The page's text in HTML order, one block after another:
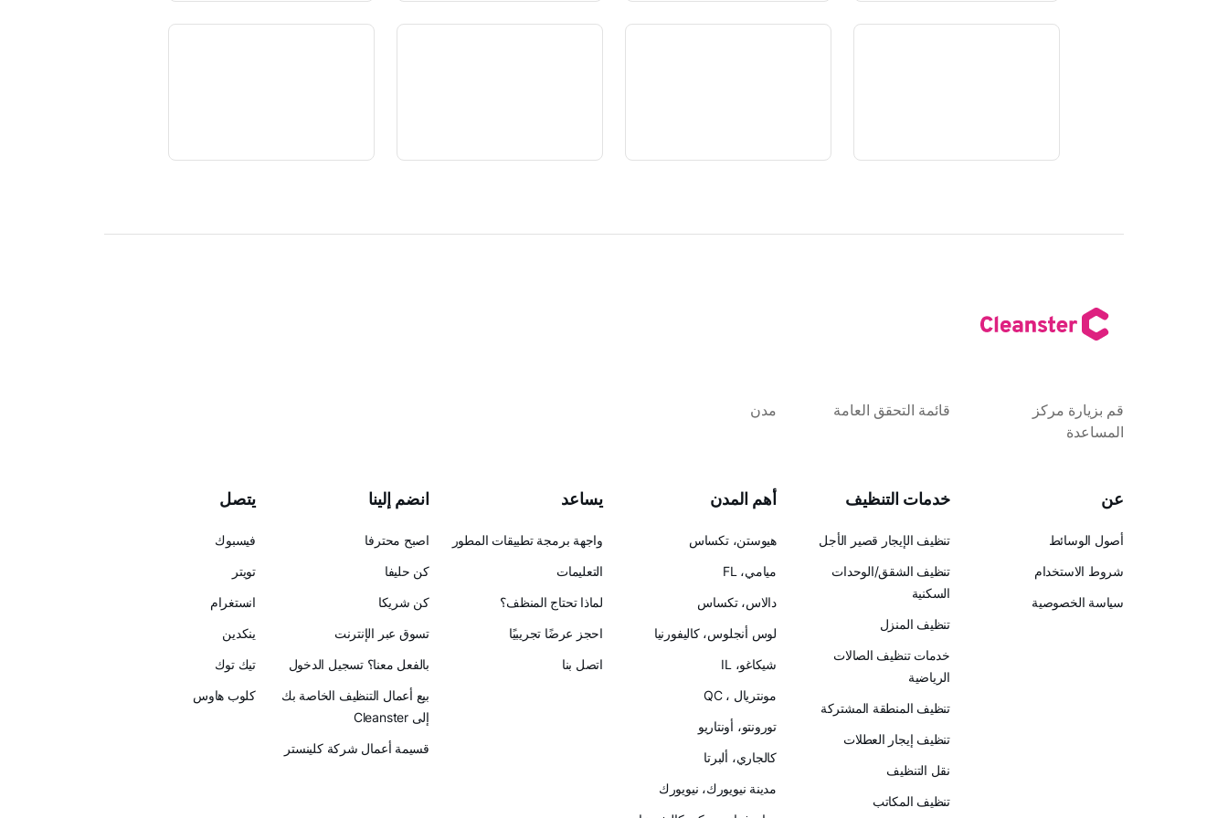
قم بزيارة مركز
المساعدة
قائمة التحقق العامة مدن
عن
أصول الوسائط
شروط الاستخدام
سياسة الخصوصية
خدمات التنظيف
تنظيف الإيجار قصير الأجل
تنظيف الشقق/الوحدات
السكنية
تنظيف المنزل
خدمات تنظيف الصالات
الرياضية
تنظيف المنطقة المشتركة
تنظيف إيجار العطلات
نقل التنظيف
تنظيف المكاتب
أهم المدن
هيوستن، تكساس
ميامي، FL
دالاس، تكساس
لوس أنجلوس، كاليفورنيا
شيكاغو، IL
مونتريال ، QC
تورونتو، أونتاريو
كالجاري، ألبرتا
مدينة نيويورك، نيويورك
يساعد
واجهة برمجة تطبيقات المطور
التعليمات
لماذا تحتاج المنظف؟
احجز عرضًا تجريبيًا
اتصل بنا
انضم إلينا
اصبح محترفا
كن حليفا
كن شريكا
تسوق عبر الإنترنت
بالفعل معنا؟ تسجيل الدخول
بيع أعمال التنظيف الخاصة بك
إلى Cleanster
قسيمة أعمال شركة كلينستر
يتصل
فيسبوك
تويتر
انستغرام
ينكدين
تيك توك
كلوب هاوس